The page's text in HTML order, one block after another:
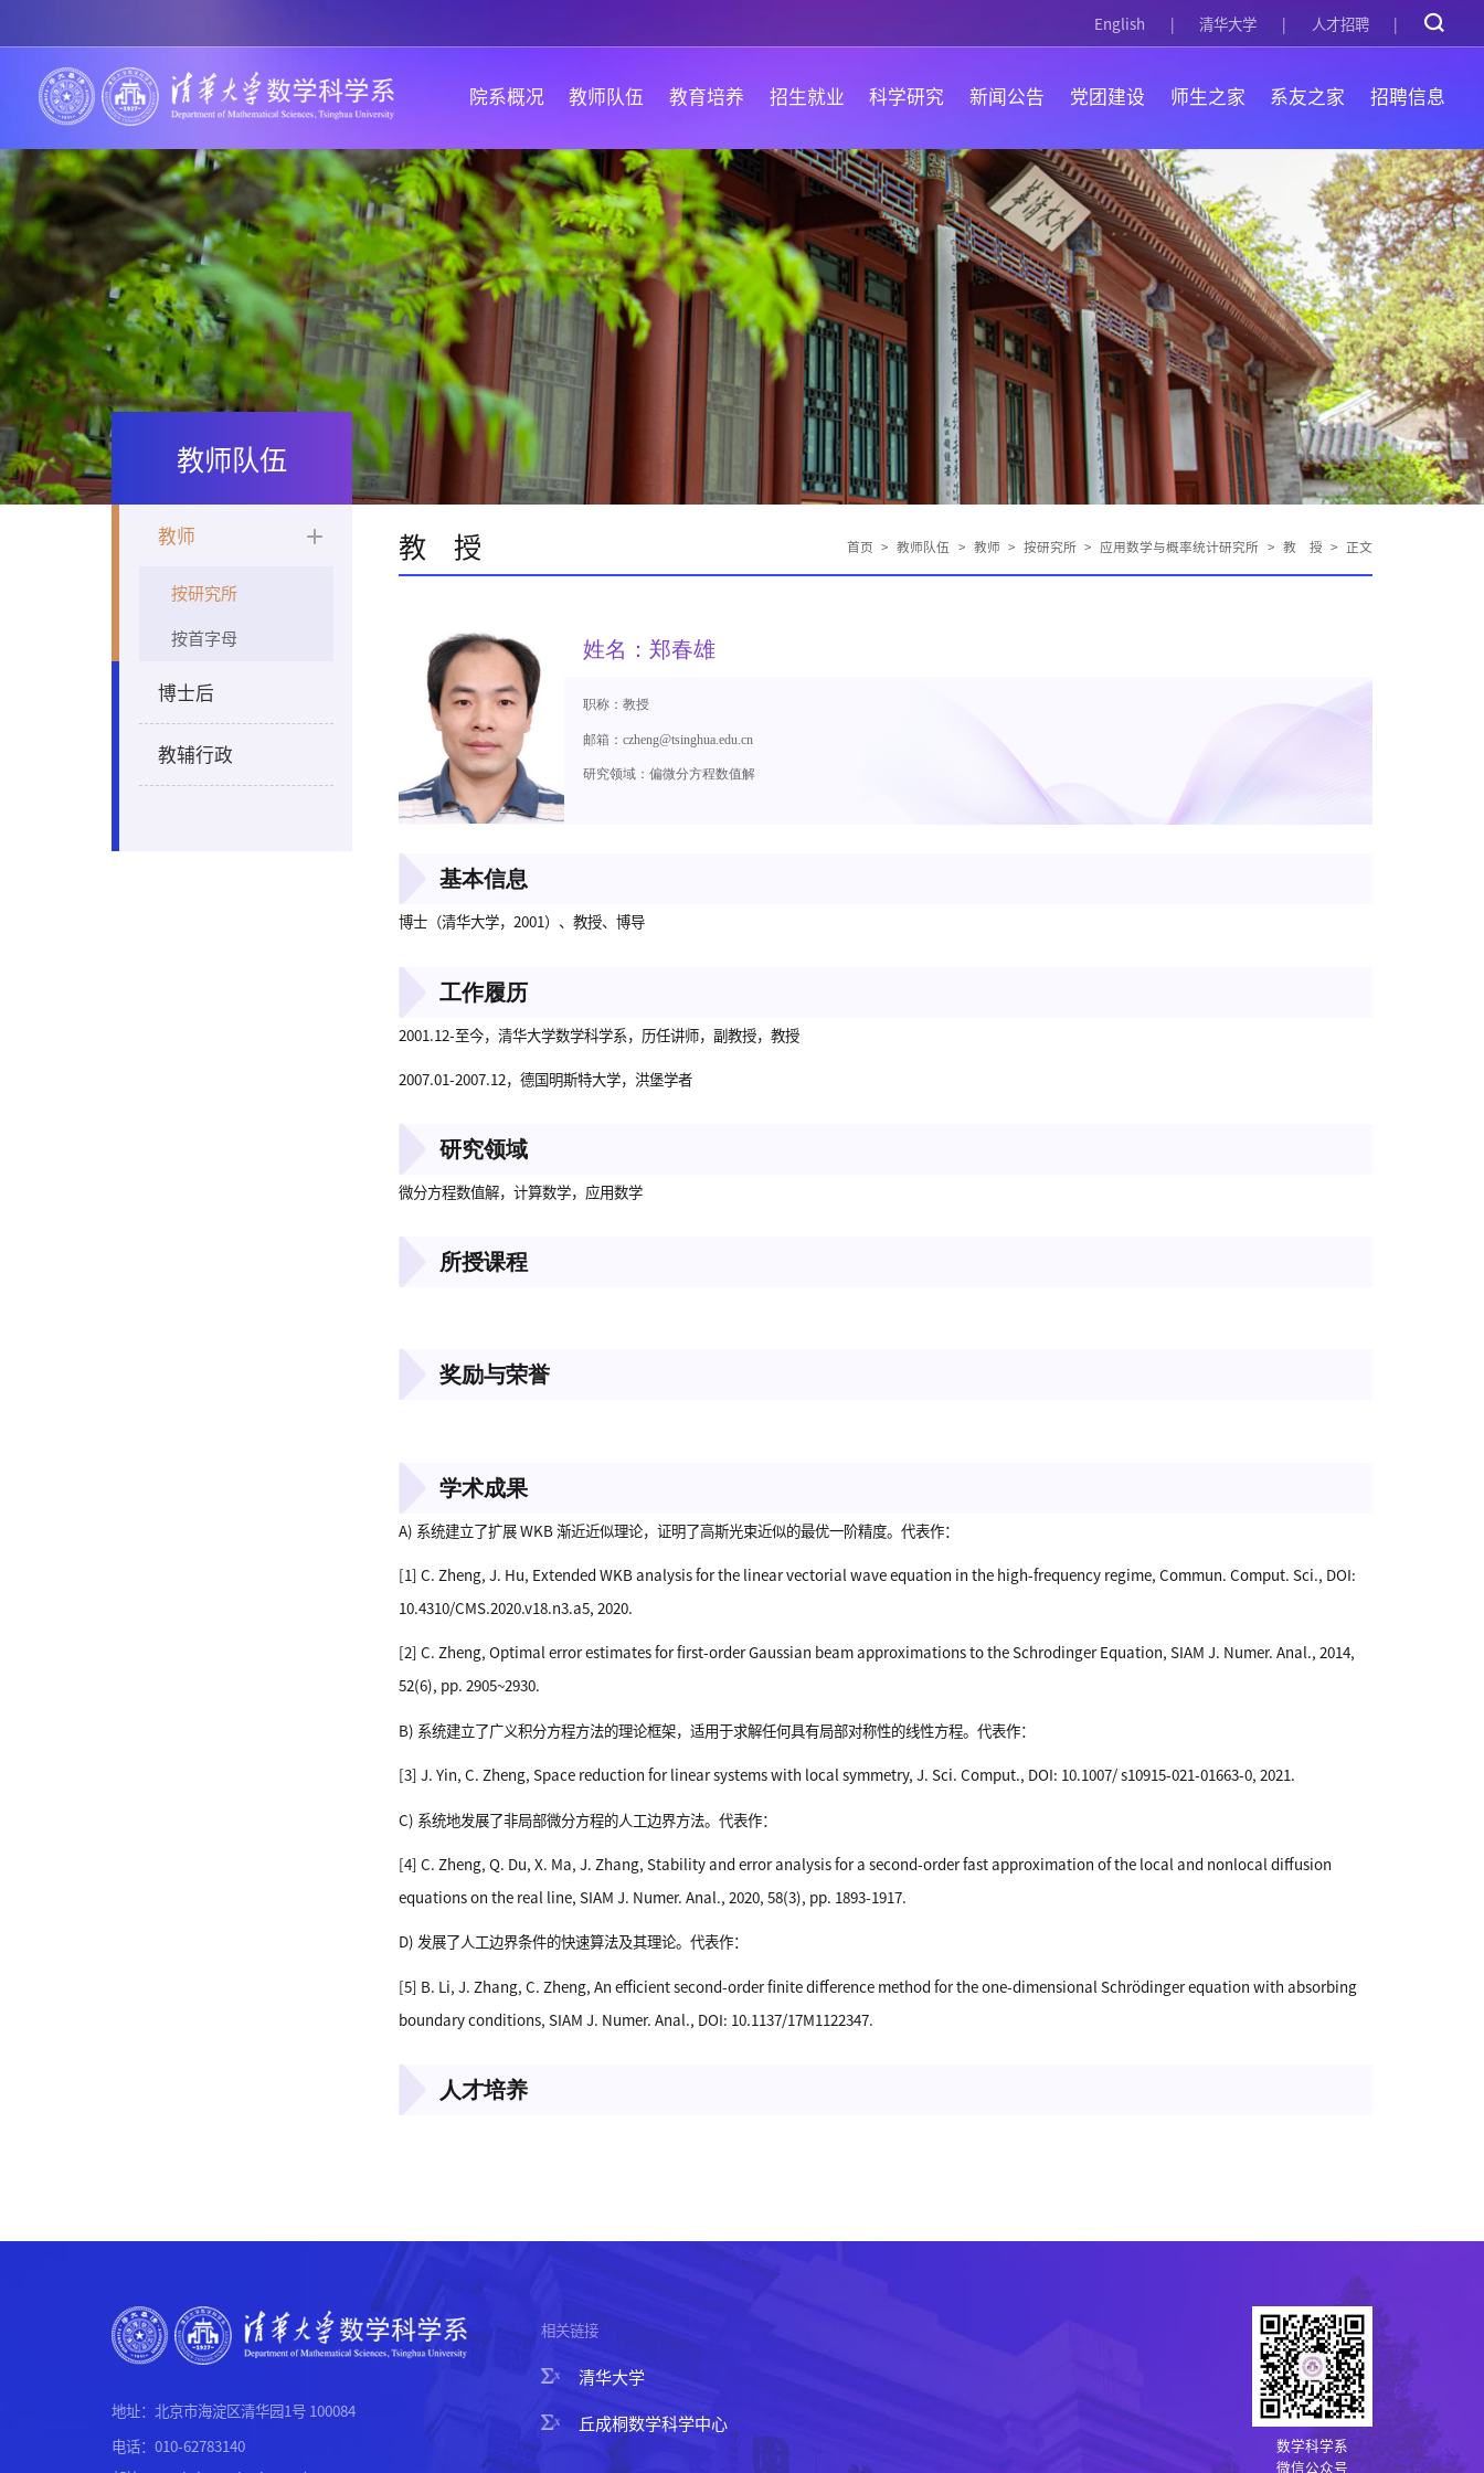
English 清华大学 人才招聘
院系概况 教师队伍 教育培养 招生就业 科学研究 新闻公告 党团建设 师生之家 系友之家 招聘信息
教师队伍
教师
按研究所
按首字母
博士后
教辅行政
教 授 首页 > 教师队伍 > 教师 > 按研究所 > 应用数学与概率统计研究所 > 教 授 > 正文
姓名：郑春雄
职称：教授
邮箱：czheng@tsinghua.edu.cn
研究领域：偏微分方程数值解
基本信息
博士（清华大学，2001）、教授、博导
工作履历
2001.12-至今，清华大学数学科学系，历任讲师，副教授，教授
2007.01-2007.12，德国明斯特大学，洪堡学者
研究领域
微分方程数值解，计算数学，应用数学
所授课程
奖励与荣誉
学术成果
A) 系统建立了扩展 WKB 渐近近似理论，证明了高斯光束近似的最优一阶精度。代表作：
[1] C. Zheng, J. Hu, Extended WKB analysis for the linear vectorial wave equation in the high-frequency regime, Commun. Comput. Sci., DOI:
10.4310/CMS.2020.v18.n3.a5, 2020.
[2] C. Zheng, Optimal error estimates for first-order Gaussian beam approximations to the Schrodinger Equation, SIAM J. Numer. Anal., 2014,
52(6), pp. 2905~2930.
B) 系统建立了广义积分方程方法的理论框架，适用于求解任何具有局部对称性的线性方程。代表作：
[3] J. Yin, C. Zheng, Space reduction for linear systems with local symmetry, J. Sci. Comput., DOI: 10.1007/ s10915-021-01663-0, 2021.
C) 系统地发展了非局部微分方程的人工边界方法。代表作：
[4] C. Zheng, Q. Du, X. Ma, J. Zhang, Stability and error analysis for a second-order fast approximation of the local and nonlocal diffusion
equations on the real line, SIAM J. Numer. Anal., 2020, 58(3), pp. 1893-1917.
D) 发展了人工边界条件的快速算法及其理论。代表作：
[5] B. Li, J. Zhang, C. Zheng, An efficient second-order finite difference method for the one-dimensional Schrödinger equation with absorbing
boundary conditions, SIAM J. Numer. Anal., DOI: 10.1137/17M1122347.
人才培养
地址：北京市海淀区清华园1号 100084
电话：010-62783140
相关链接
清华大学
丘成桐数学科学中心
数学科学系
微信公众号